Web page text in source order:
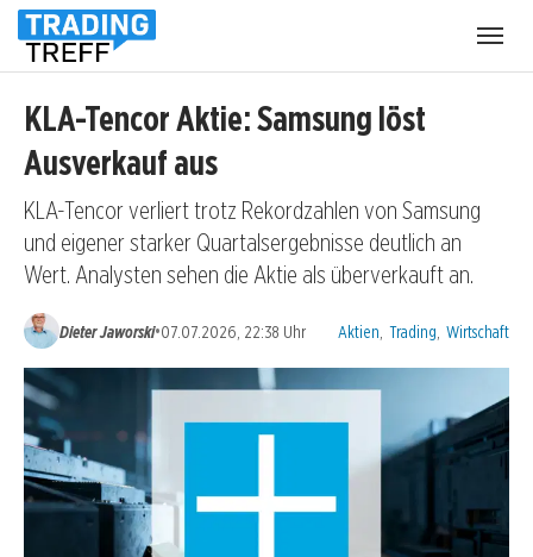
KLA-Tencor Aktie: Samsung löst
Ausverkauf aus
KLA-Tencor verliert trotz Rekordzahlen von Samsung
und eigener starker Quartalsergebnisse deutlich an
Wert. Analysten sehen die Aktie als überverkauft an.
Dieter Jaworski•07.07.2026, 22:38 Uhr Kategorien:
Aktien Trading Wirtschaft